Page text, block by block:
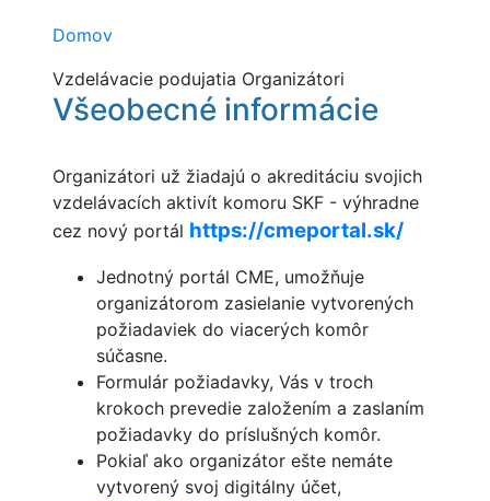
Domov
Vzdelávacie podujatia Organizátori
Všeobecné informácie
Organizátori už žiadajú o akreditáciu svojich
vzdelávacích aktivít komoru SKF - výhradne
cez nový portál https://cmeportal.sk/
Jednotný portál CME, umožňuje
organizátorom zasielanie vytvorených
požiadaviek do viacerých komôr
súčasne.
Formulár požiadavky, Vás v troch
krokoch prevedie založením a zaslaním
požiadavky do príslušných komôr.
Pokiaľ ako organizátor ešte nemáte
vytvorený svoj digitálny účet,